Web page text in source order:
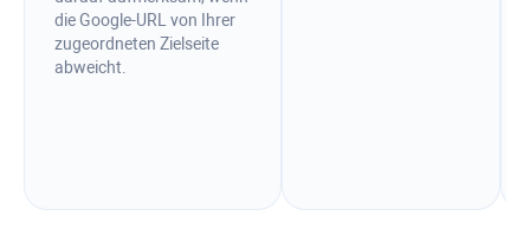
die Google-URL von Ihrer
zugeordneten Zielseite
abweicht.